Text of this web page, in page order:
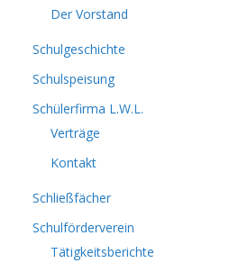
Der Vorstand
Schulgeschichte
Schulspeisung
Schülerfirma L.W.L.
Verträge
Kontakt
Schließfächer
Schulförderverein
Tätigkeitsberichte